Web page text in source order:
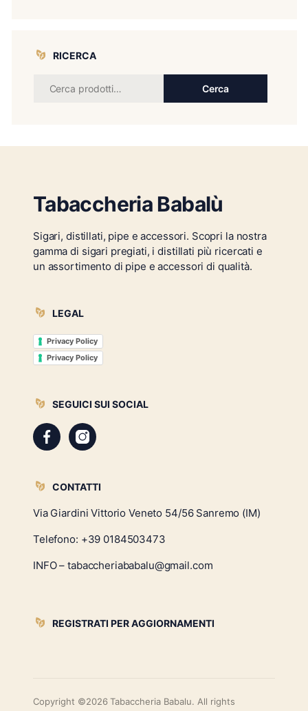
RICERCA
Cerca
Tabaccheria Babalù
Sigari, distillati, pipe e accessori. Scopri la nostra
gamma di sigari pregiati, i distillati più ricercati e
un assortimento di pipe e accessori di qualità.
LEGAL
Privacy Policy
Privacy Policy
SEGUICI SUI SOCIAL
CONTATTI
Via Giardini Vittorio Veneto 54/56 Sanremo (IM)
Telefono: +39 0184503473
INFO – tabaccheriababalu@gmail.com
REGISTRATI PER AGGIORNAMENTI
Copyright ©2026 Tabaccheria Babalu. All rights